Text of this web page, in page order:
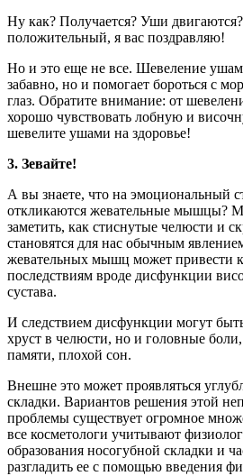
Ну как? Получается? Уши
положительный, я вас поздравляю!
Но и это еще не все. Шевеление
забавно, но и помогает бороться с
глаз. Обратите внимание: от
хорошо чувствовать лобную и
шевелите ушами на здоровье!
3. Зевайте!
А вы знаете, что на эмоциональный
откликаются жевательные мышцы?
заметить, как стиснутые челюсти и
становятся для нас обычным
жевательных мышц может привести
последствиям вроде дисфункции
сустава.
И следствием дисфункции могут
хруст в челюсти, но и головные
памяти, плохой сон.
Внешне это может проявляться
складки. Вариантов решения этой
проблемы существует огромное
все косметологи учитывают
образования носогубной складки и
разгладить ее с помощью введения